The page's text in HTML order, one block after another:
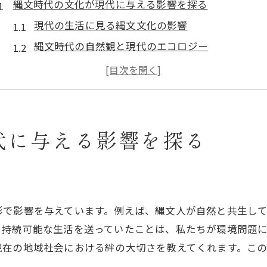
縄文時代の文化が現代に与える影響を探る
現代の生活に見る縄文文化の影響
縄文時代の自然観と現代のエコロジー
縄文文化の工芸品が現代アートに与える影響
縄文時代と現代社会の共通点を探る
縄文時代の精神性と現代の精神療法
横浜市で体験できる縄文時代の魅力
横浜市での縄文時代に関するイベント情報
縄文時代の芸術を体験できる横浜市のアートフェ
横浜市の縄文時代関連施設のガイド
与える影響を探る
影響を与えています。例えば、縄文人が自然と共生し
続可能な生活を送っていたことは、私たちが環境問題
の地域社会における絆の大切さを教えてくれます。こ